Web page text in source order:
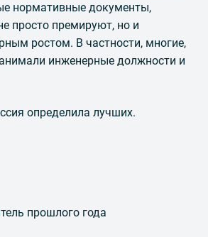
нормативные документы,
просто премируют, но и
ростом. В частности, многие,
инженерные должности и
определила лучших.
прошлого года